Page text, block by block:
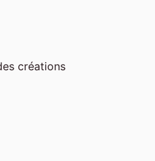
créations